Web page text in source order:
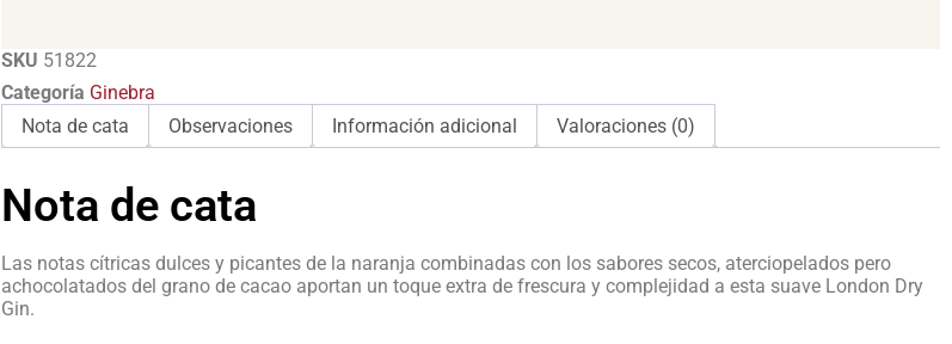
SKU 51822
Categoría Ginebra
Nota de cata
Observaciones Información adicional Valoraciones (0)
Nota de cata
Las notas cítricas dulces y picantes de la naranja combinadas con los sabores secos, aterciopelados pero
achocolatados del grano de cacao aportan un toque extra de frescura y complejidad a esta suave London Dry
Gin.